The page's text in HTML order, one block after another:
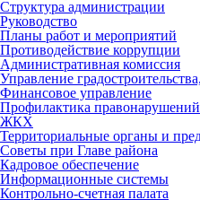
Структура администрации
Руководство
Планы работ и мероприятий
Противодействие коррупции
Административная комиссия
Управление
Финансовое управление
Профилактика правонарушений
ЖКХ
Территориальные органы и
Советы при Главе района
Кадровое обеспечение
Информационные системы
Контрольно-счетная палата